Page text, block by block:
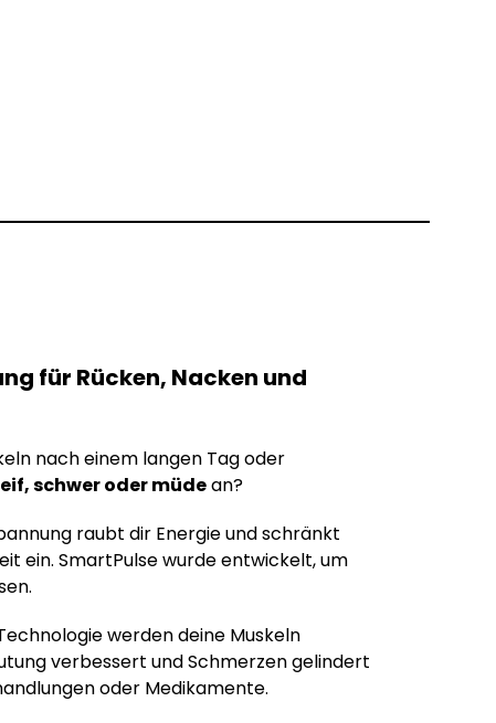
für Rücken, Nacken und
nach einem langen Tag oder
schwer oder müdean?
raubt dir Energie und schränkt
ein. SmartPulse wurde entwickelt, um
werden deine Muskeln
verbessert und Schmerzen gelindert
oder Medikamente.